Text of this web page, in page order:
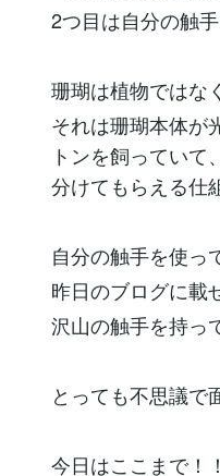
2つ目は自分の触
珊瑚は植物ではな
それは珊瑚本体が
トンを飼ってい
分けてもらえる仕
自分の触手を使っ
昨日のブログに載
沢山の触手を持っ
とっても不思議で
今日はここまで！！